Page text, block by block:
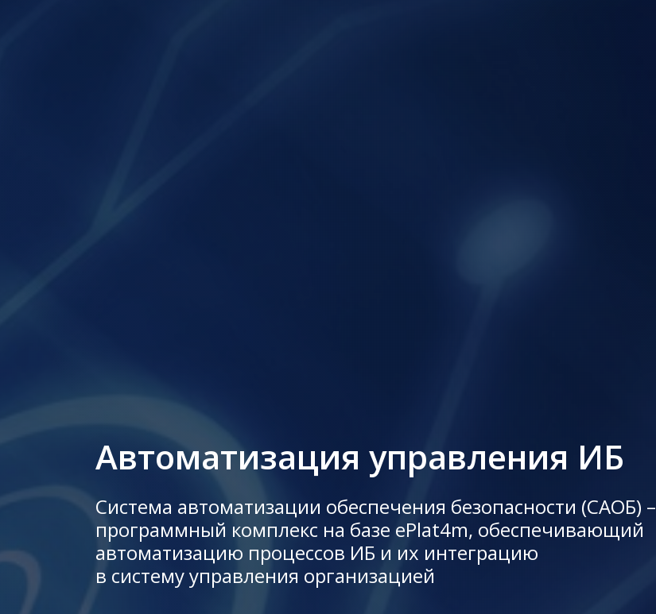
Автоматизация управления ИБ
Система автоматизации обеспечения безопасности (САОБ) –
программный комплекс на базе ePlat4m, обеспечивающий
автоматизацию процессов ИБ и их интеграцию
в систему управления организацией